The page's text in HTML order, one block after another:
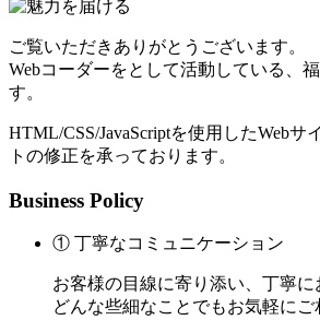
ご覧いただきありがとうございます。
Webコーダーをとして活動している、
す。
HTML/CSS/JavaScriptを使用したWebサ
トの修正を承っております。
Business Policy
① 丁寧なコミュニケーション
お客様の目線に寄り添い、丁寧に
どんな些細なことでもお気軽にご